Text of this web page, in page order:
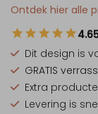
Ontdek hier alle
Dit design is
GRATIS
Extra
Levering is